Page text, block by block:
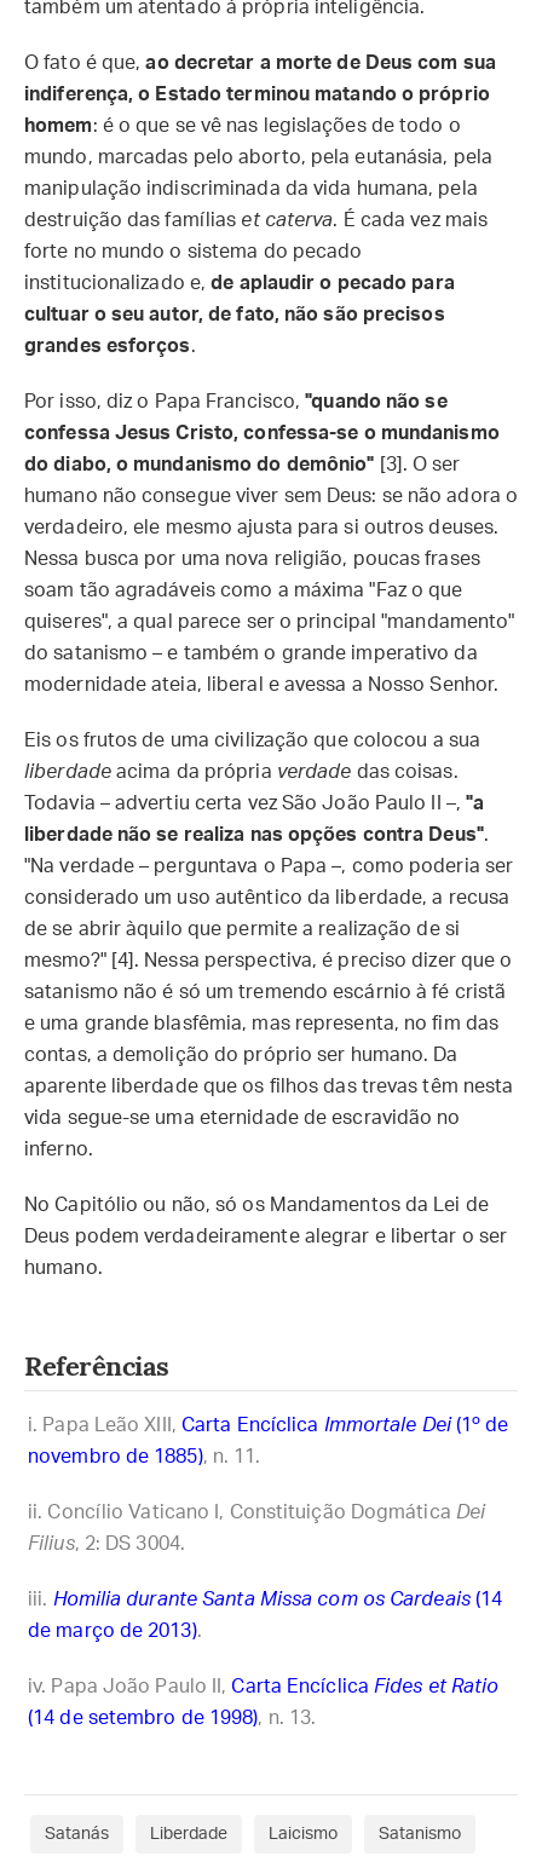
também um atentado à própria inteligência.
O fato é que,ao decretar a morte de Deus com sua
indiferença, o Estado terminou matando o próprio
homem: é o que se vê nas legislações de todo o
mundo, marcadas pelo aborto, pela eutanásia, pela
manipulação indiscriminada da vida humana, pela
destruição das famílias et caterva. É cada vez mais
forte no mundo o sistema do pecado
institucionalizado e,de aplaudir o pecado para
cultuar o seu autor, de fato, não são precisos
grandes esforços.
Por isso, diz o Papa Francisco,"quando não se
confessa Jesus Cristo, confessa-se o mundanismo
do diabo, o mundanismo do demônio" [3]. O ser
humano não consegue viver sem Deus: se não adora o
verdadeiro, ele mesmo ajusta para si outros deuses.
Nessa busca por uma nova religião, poucas frases
soam tão agradáveis como a máxima "Faz o que
quiseres", a qual parece ser o principal "mandamento"
do satanismo – e também o grande imperativo da
modernidade ateia, liberal e avessa a Nosso Senhor.
Eis os frutos de uma civilização que colocou a sua
liberdadeacima da própria verdade das coisas.
Todavia – advertiu certa vez São João Paulo II –,"a
liberdade não se realiza nas opções contra Deus".
"Na verdade – perguntava o Papa –, como poderia ser
considerado um uso autêntico da liberdade, a recusa
de se abrir àquilo que permite a realização de si
mesmo?" [4]. Nessa perspectiva, é preciso dizer que o
satanismo não é só um tremendo escárnio à fé cristã
e uma grande blasfêmia, mas representa, no fim das
contas, a demolição do próprio ser humano. Da
aparente liberdade que os filhos das trevas têm nesta
vida segue-se uma eternidade de escravidão no
inferno.
No Capitólio ou não, só os Mandamentos da Lei de
Deus podem verdadeiramente alegrar e libertar o ser
humano.
Referências
Papa Leão XIII, Carta Encíclica Immortale Dei(1º de
novembro de 1885), n. 11.
Concílio Vaticano I, Constituição Dogmática Dei
Filius, 2: DS 3004.
Homilia durante Santa Missa com os Cardeais(14
de março de 2013).
Papa João Paulo II,Carta Encíclica Fides et Ratio
(14 de setembro de 1998), n. 13.
Satanás Liberdade Laicismo Satanismo